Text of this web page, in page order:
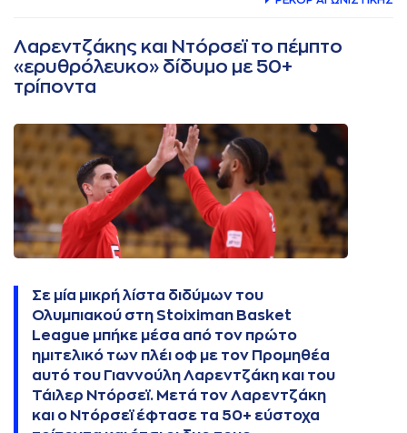
Λαρεντζάκης και Ντόρσεϊ το πέμπτο
«ερυθρόλευκο» δίδυμο με 50+
τρίποντα
Σε μία μικρή λίστα διδύμων του
Ολυμπιακού στη Stoiximan Basket
League μπήκε μέσα από τον πρώτο
ημιτελικό των πλέι οφ με τον Προμηθέα
αυτό του Γιαννούλη Λαρεντζάκη και του
Τάιλερ Ντόρσεϊ. Μετά τον Λαρεντζάκη
και ο Ντόρσεϊ έφτασε τα 50+ εύστοχα